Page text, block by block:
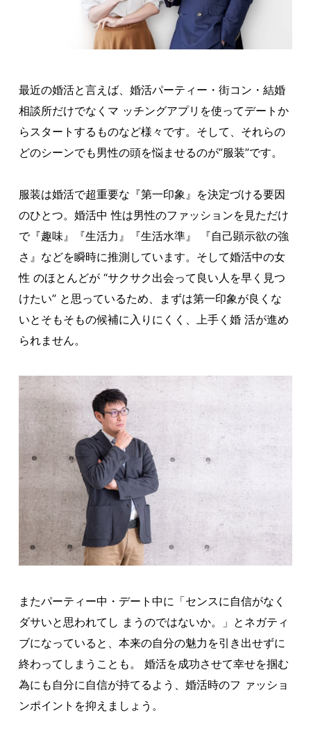
最近の婚活と言えば、婚活パーティー・街コン・結婚
相談所だけでなくマ ッチングアプリを使ってデートか
らスタートするものなど様々です。そして、それらの
どのシーンでも男性の頭を悩ませるのが”服装”です。
服装は婚活で超重要な『第一印象』を決定づける要因
のひとつ。婚活中 性は男性のファッションを見ただけ
で『趣味』『生活力』『生活水準』 『自己顕示欲の強
さ』などを瞬時に推測しています。そして婚活中の女
性 のほとんどが “サクサク出会って良い人を早く見つ
けたい” と思っているため、まずは第一印象が良くな
いとそもそもの候補に入りにくく、上手く婚 活が進め
られません。
またパーティー中・デート中に「センスに自信がなく
ダサいと思われてし まうのではないか。」とネガティ
ブになっていると、本来の自分の魅力を引き出せずに
終わってしまうことも。 婚活を成功させて幸せを掴む
為にも自分に自信が持てるよう、婚活時のフ ァッショ
ンポイントを抑えましょう。